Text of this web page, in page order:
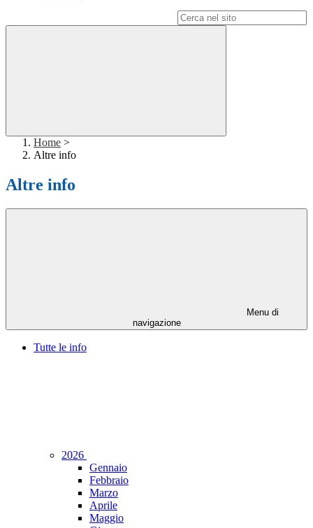
Home >
Altre info
Altre info
Menu di
navigazione
Tutte le info
2026
Gennaio
Febbraio
Marzo
Aprile
Maggio